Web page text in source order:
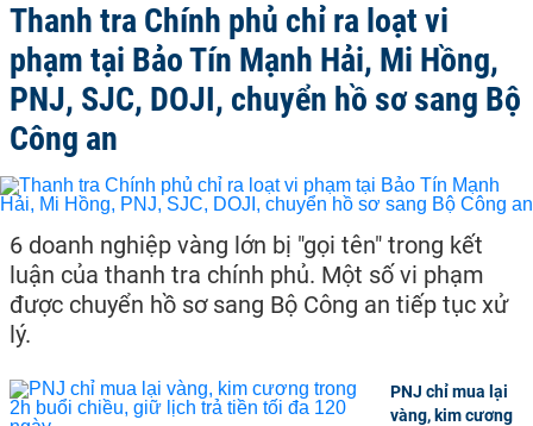
Thanh tra Chính phủ chỉ ra loạt vi
phạm tại Bảo Tín Mạnh Hải, Mi Hồng,
PNJ, SJC, DOJI, chuyển hồ sơ sang Bộ
Công an
6 doanh nghiệp vàng lớn bị "gọi tên" trong kết
luận của thanh tra chính phủ. Một số vi phạm
được chuyển hồ sơ sang Bộ Công an tiếp tục xử
lý.
PNJ chỉ mua lại
vàng, kim cương